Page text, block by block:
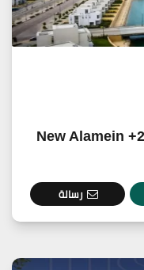
ابراج العلمين الجديدة (19839)20+ New Alamein
رسالة